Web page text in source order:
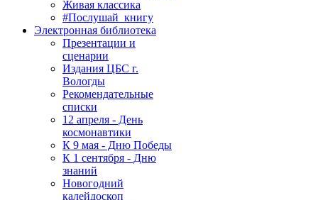
Живая классика
#Послушай_книгу
Электронная библиотека
Презентации и
сценарии
Издания ЦБС г.
Вологды
Рекомендательные
списки
12 апреля - День
космонавтики
К 9 мая - Дню Победы
К 1 сентября - Дню
знаний
Новогодний
калейдоскоп